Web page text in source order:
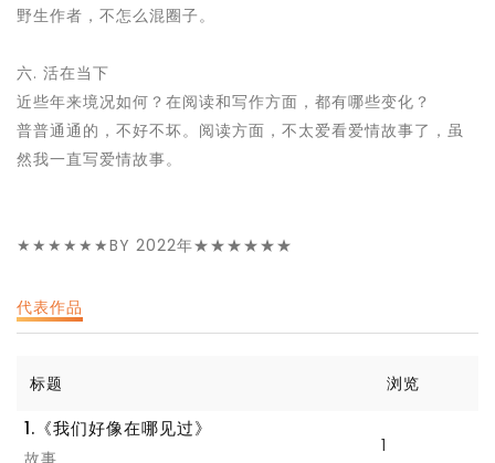
野生作者，不怎么混圈子。
六. 活在当下
近些年来境况如何？在阅读和写作方面，都有哪些变化？
普普通通的，不好不坏。阅读方面，不太爱看爱情故事了，虽
然我一直写爱情故事。
★★★★★★BY 2022年★★★★★★
代表作品
标题 浏览
1.《我们好像在哪见过》
故事
1